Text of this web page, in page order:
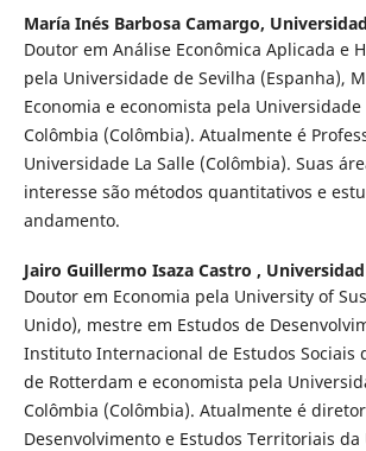
María Inés Barbosa Camargo,
Doutor em Análise Econômica Aplicada e
pela Universidade de Sevilha (Espanha),
Economia e economista pela
Colômbia (Colômbia). Atualmente é
Universidade La Salle (Colômbia). Suas
interesse são métodos quantitativos e
andamento.
Jairo Guillermo Isaza Castro ,
Doutor em Economia pela University of
Unido), mestre em Estudos de
Instituto Internacional de Estudos Sociais
de Rotterdam e economista pela
Colômbia (Colômbia). Atualmente é
Desenvolvimento e Estudos Territoriais da